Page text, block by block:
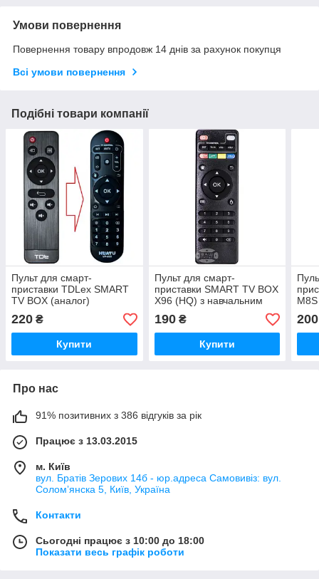
Умови повернення
Повернення товару впродовж 14 днів за рахунок покупця
Всі умови повернення
Подібні товари компанії
Пульт для смарт-
приставки TDLex SMART
TV BOX (аналог)
220 ₴
Купити
Пульт для смарт-
приставки SMART TV BOX
X96 (HQ) з навчальним
блоком
190₴
Купити
M8S
200
Про нас
91% позитивних з 386 відгуків за рік
Працює з 13.03.2015
м. Київ
вул. Братів Зерових 14б - юр.адреса Самовивіз: вул.
Соломʼянска 5, Київ, Україна
Контакти
Сьогодні працює з 10:00 до 18:00
Показати весь графік роботи